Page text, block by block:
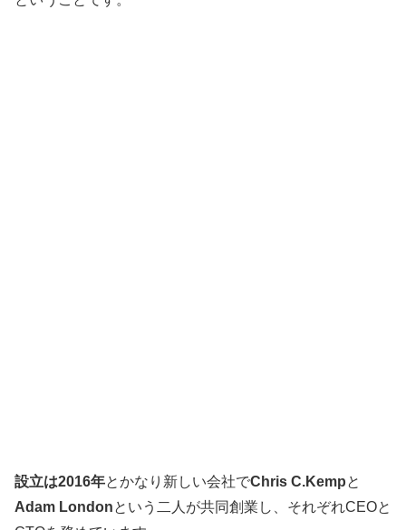
設立は2016年とかなり新しい会社でChris C.Kempと
Adam Londonという二人が共同創業し、それぞれCEOと